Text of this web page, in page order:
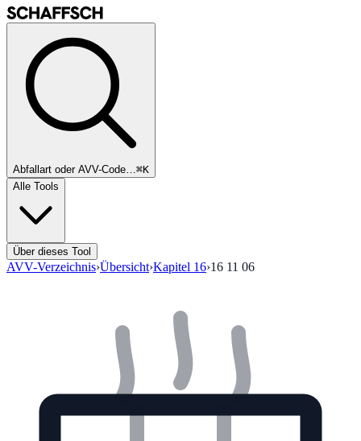
Abfallart oder AVV-Code…⌘K
Alle Tools
Über dieses Tool
AVV-Verzeichnis›Übersicht›Kapitel 16›16 11 06